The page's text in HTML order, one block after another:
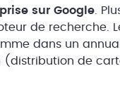
sur Google .
de recherche.
dans un
de